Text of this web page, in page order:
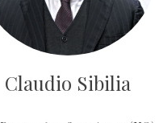
Claudio Sibilia